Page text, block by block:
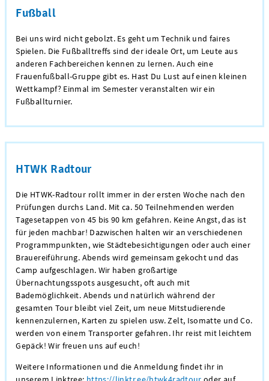
Fußball
Bei uns wird nicht gebolzt. Es geht um Technik und faires
Spielen. Die Fußballtreffs sind der ideale Ort, um Leute aus
anderen Fachbereichen kennen zu lernen. Auch eine
Frauenfußball-Gruppe gibt es. Hast Du Lust auf einen kleinen
Wettkampf? Einmal im Semester veranstalten wir ein
Fußballturnier.
HTWK Radtour
Die HTWK-Radtour rollt immer in der ersten Woche nach den
Prüfungen durchs Land. Mit ca. 50 Teilnehmenden werden
Tagesetappen von 45 bis 90 km gefahren. Keine Angst, das ist
für jeden machbar! Dazwischen halten wir an verschiedenen
Programmpunkten, wie Städtebesichtigungen oder auch einer
Brauereiführung. Abends wird gemeinsam gekocht und das
Camp aufgeschlagen. Wir haben großartige
Übernachtungsspots ausgesucht, oft auch mit
Bademöglichkeit. Abends und natürlich während der
gesamten Tour bleibt viel Zeit, um neue Mitstudierende
kennenzulernen, Karten zu spielen usw. Zelt, Isomatte und Co.
werden von einem Transporter gefahren. Ihr reist mit leichtem
Gepäck! Wir freuen uns auf euch!
Weitere Informationen und die Anmeldung findet ihr in